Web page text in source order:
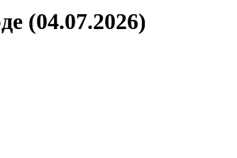
(04.07.2026)